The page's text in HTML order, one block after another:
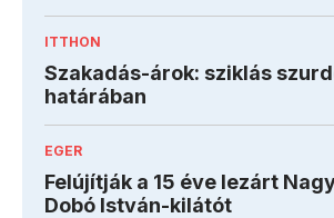
ITTHON
Szakadás-árok: sziklás
határában
EGER
Felújítják a 15 éve lezárt
Dobó István-kilátót